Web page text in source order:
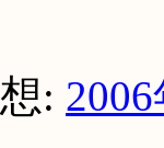
: